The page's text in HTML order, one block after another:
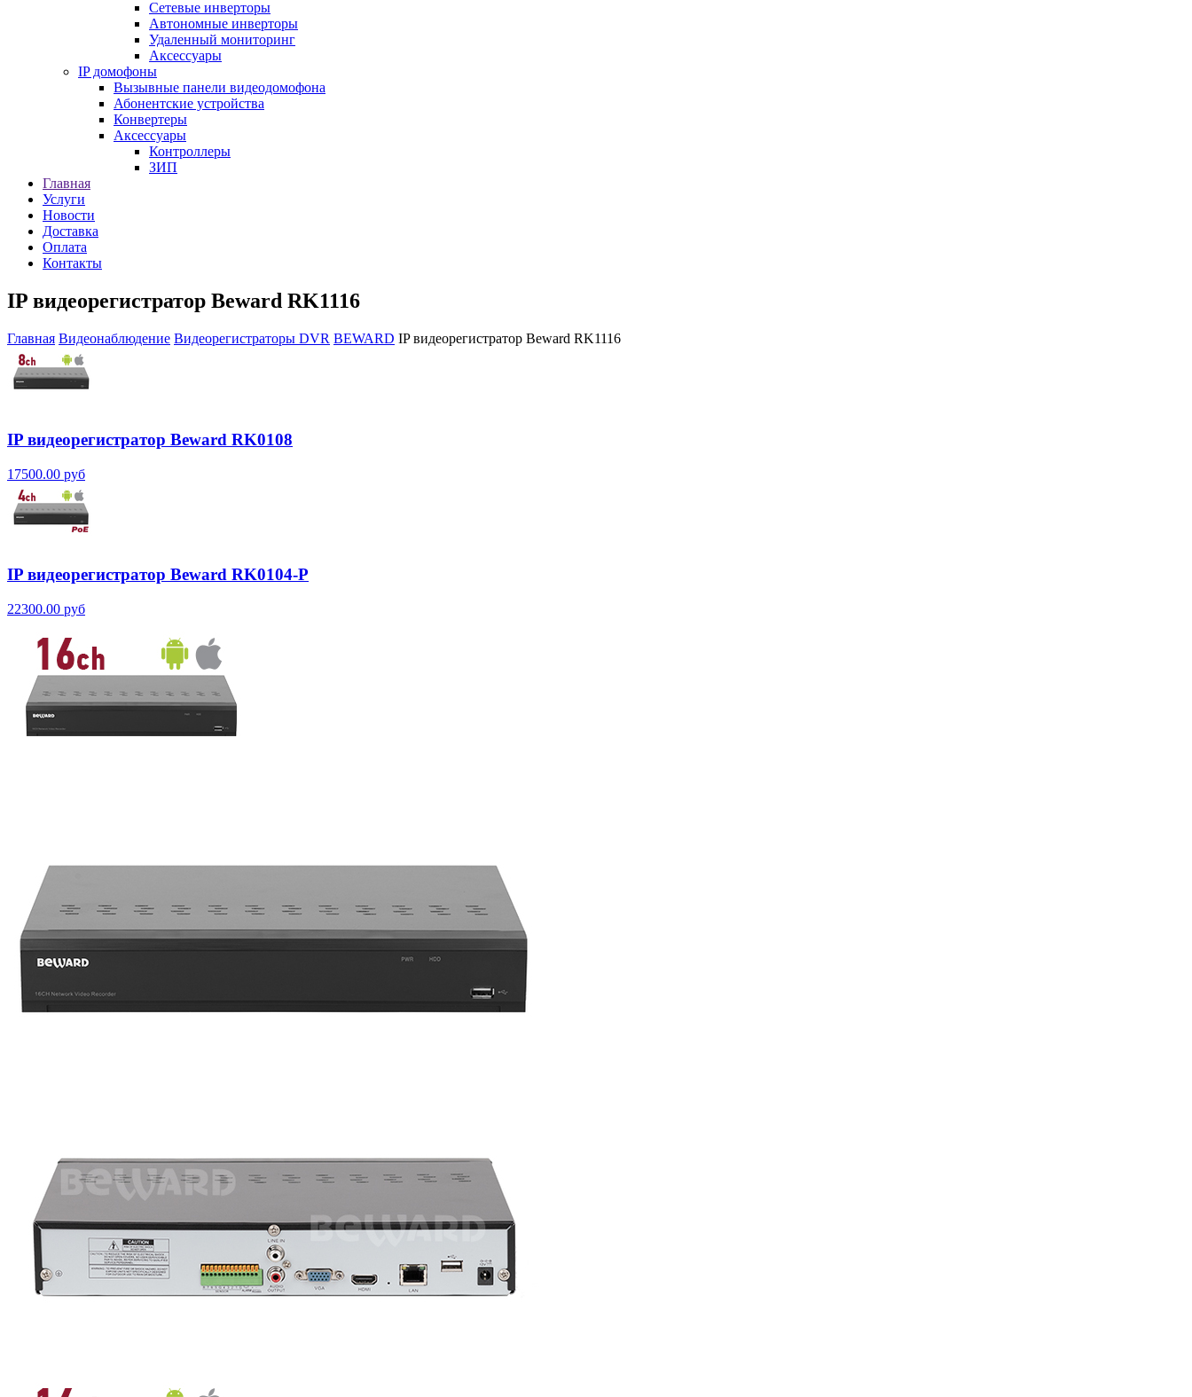
Сетевые инверторы
Автономные инверторы
Удаленный мониторинг
Аксессуары
IP домофоны
Вызывные панели видеодомофона
Абонентские устройства
Конвертеры
Аксессуары
Контроллеры
ЗИП
Главная
Услуги
Новости
Доставка
Оплата
Контакты
IP видеорегистратор Beward RK1116
Главная Видеонаблюдение Видеорегистраторы DVR BEWARD IP видеорегистратор Beward RK1116
IP видеорегистратор Beward RK0108
17500.00 руб
IP видеорегистратор Beward RK0104-P
22300.00 руб